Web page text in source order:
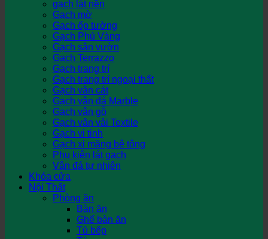
gạch lát nền
Gạch mờ
Gạch ốp tường
Gạch Phủ Vàng
Gạch sân vườn
Gạch Terrazzo
Gạch trang trí
Gạch trang trí ngoại thất
Gạch vân cát
Gạch vân đá Marble
Gạch vân gỗ
Gạch vân vải Textile
Gạch vi tinh
Gạch xi măng bê tông
Phụ kiện lát gạch
Vân đá tự nhiên
Khóa cửa
Nội Thất
Phòng ăn
Bàn ăn
Ghế bàn ăn
Tủ bếp